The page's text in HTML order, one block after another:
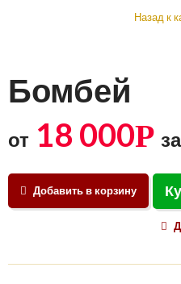
Назад к
Бомбей
от 18 000Р
Добавить в корзину